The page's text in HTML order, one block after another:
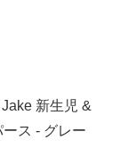
新生児 &
ス - グレー